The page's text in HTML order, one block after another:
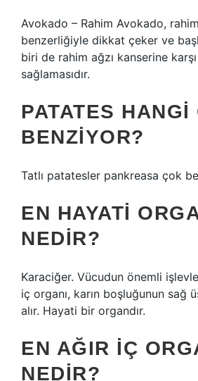
Avokado – Rahim Avokado,
benzerliğiyle dikkat çeker ve
biri de rahim ağzı kanserine
sağlamasıdır.
PATATES HANGI
BENZIYOR?
Tatlı patatesler pankreasa çok
EN HAYATI
NEDIR?
Karaciğer. Vücudun önemli
iç organı, karın boşluğunun sağ
alır. Hayati bir organdır.
EN AĞIR IÇ
NEDIR?